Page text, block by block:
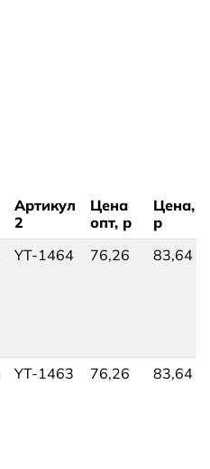
Артикул
2
Цена
опт, р
Цена,
р
YT-1464 76,26 83,64
YT-1463 76,26 83,64